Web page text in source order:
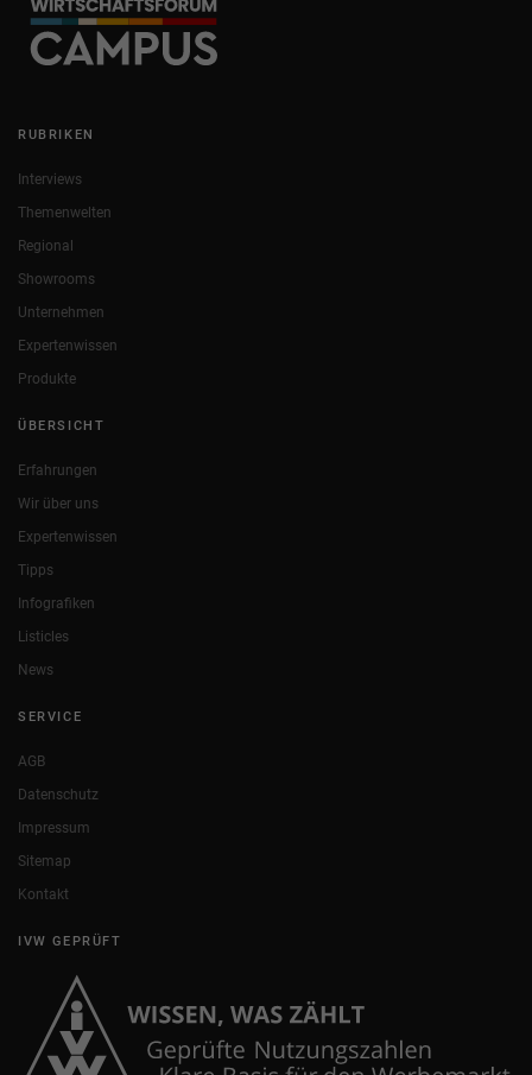
RUBRIKEN
Interviews
Themenwelten
Regional
Showrooms
Unternehmen
Expertenwissen
Produkte
ÜBERSICHT
Erfahrungen
Wir über uns
Expertenwissen
Tipps
Infografiken
Listicles
News
SERVICE
AGB
Datenschutz
Impressum
Sitemap
Kontakt
IVW GEPRÜFT